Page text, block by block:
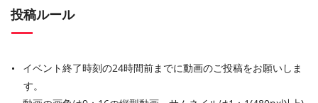
投稿ルール
イベント終了時刻の24時間前までに動画のご投稿をお願いしま
す。